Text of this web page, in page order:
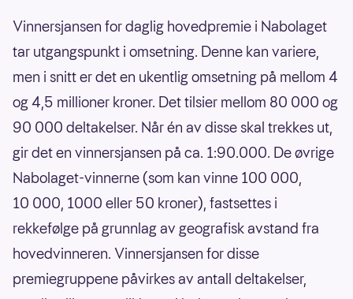
Vinnersjansen for daglig hovedpremie i Nabolaget
tar utgangspunkt i omsetning. Denne kan variere,
men i snitt er det en ukentlig omsetning på mellom 4
og 4,5 millioner kroner. Det tilsier mellom 80 000 og
90 000 deltakelser. Når én av disse skal trekkes ut,
gir det en vinnersjansen på ca. 1:90.000. De øvrige
Nabolaget-vinnerne (som kan vinne 100 000,
10 000, 1000 eller 50 kroner), fastsettes i
rekkefølge på grunnlag av geografisk avstand fra
hovedvinneren. Vinnersjansen for disse
premiegruppene påvirkes av antall deltakelser,